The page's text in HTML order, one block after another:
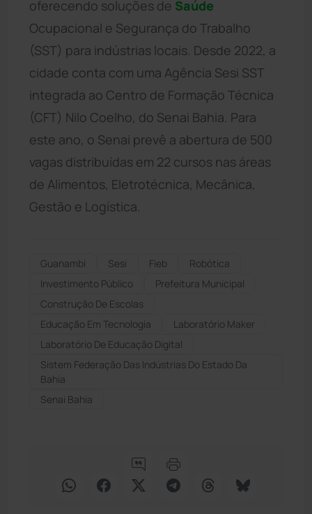
oferecendo soluções de Saúde
Ocupacional e Segurança do Trabalho
(SST) para indústrias locais. Desde 2022, a
cidade conta com uma Agência Sesi SST
integrada ao Centro de Formação Técnica
(CFT) Nilo Coelho, do Senai Bahia. Para
este ano, o Senai prevê a abertura de 500
vagas distribuídas em 22 cursos nas áreas
de Alimentos, Eletrotécnica, Mecânica,
Gestão e Logística.
Guanambi Sesi Fieb
Robótica
Investimento Público
Prefeitura Municipal
Construção De Escolas
Educação Em Tecnologia
Laboratório Maker
Laboratório De Educação Digital
Sistem Federação Das Indústrias Do Estado Da
Bahia
Senai Bahia